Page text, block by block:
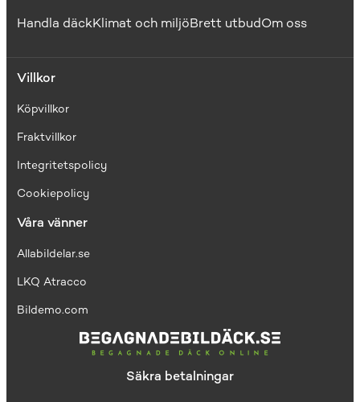
Handla däckKlimat och miljöBrett utbudOm oss
Villkor
Köpvillkor
Fraktvillkor
Integritetspolicy
Cookiepolicy
Våra vänner
Allabildelar.se
LKQ Atracco
Bildemo.com
Säkra betalningar